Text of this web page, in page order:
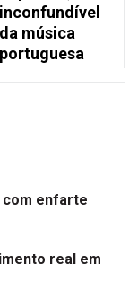
inconfundível
da música
portuguesa
com enfarte
real em